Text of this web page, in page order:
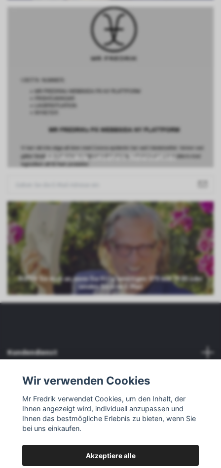
Abonniere unseren Newsletter
RUFEN Sie mich an, wenn Sie Hilfe benötigen: 070 660 59 80 oder
senden Sie eine E-Mail
Kundendienst
Mehr lesen
Sozialen Medien
Wir verwenden Cookies
Mr Fredrik verwendet Cookies, um den Inhalt, der
Ihnen angezeigt wird, individuell anzupassen und
Ihnen das bestmögliche Erlebnis zu bieten, wenn Sie
bei uns einkaufen.
Akzeptiere alle